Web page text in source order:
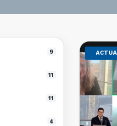
9
11
11
4